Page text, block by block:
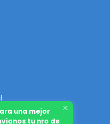
una mejor
tu nro de